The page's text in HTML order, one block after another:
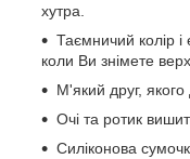
хутра.
Таємничий колір і
коли Ви знімете
М'який друг,
Очі та ротик
Силіконова